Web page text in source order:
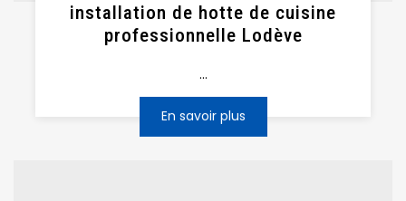
installation de hotte de cuisine
professionnelle Lodève
...
En savoir plus